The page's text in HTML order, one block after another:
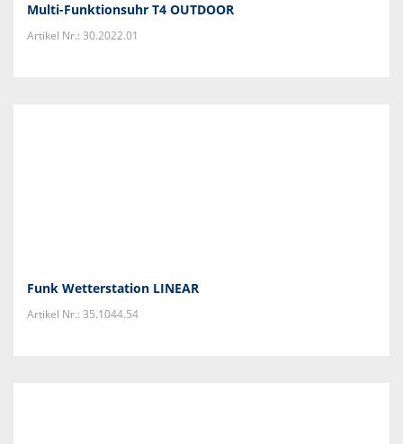
Multi-Funktionsuhr T4 OUTDOOR
Artikel Nr.: 30.2022.01
Funk Wetterstation LINEAR
Artikel Nr.: 35.1044.54